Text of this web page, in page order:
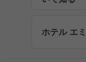
ホテル エ